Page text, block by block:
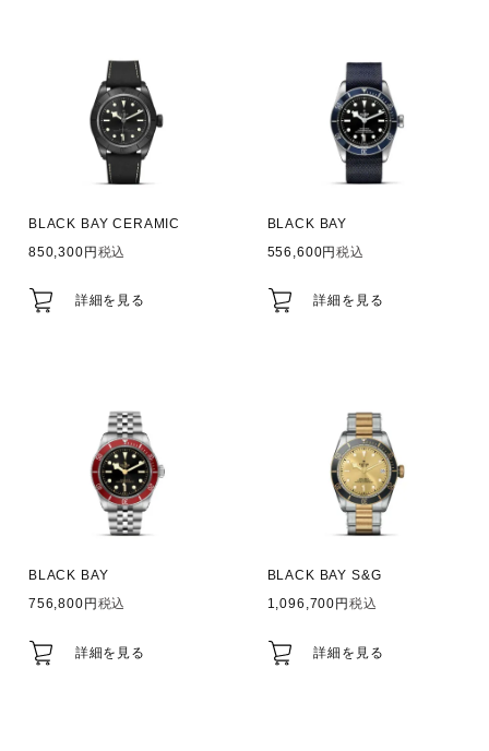
BLACK BAY CERAMIC
850,300
税込
詳細を見る
BLACK BAY
556,600
税込
詳細を見る
BLACK BAY
756,800
税込
詳細を見る
BLACK BAY S&G
1,096,700
税込
詳細を見る